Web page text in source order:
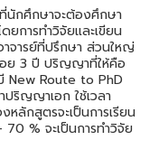
นักศึกษาจะต้องศึกษา
การทำวิจัยและเขียน
จารย์ที่ปรึกษา ส่วนใหญ่
อย 3 ปี ปริญญาที่ให้คือ
New Route to PhD
ปริญญาเอก ใช้เวลา
กสูตรจะเป็นการเรียน
% จะเป็นการทำวิจัย